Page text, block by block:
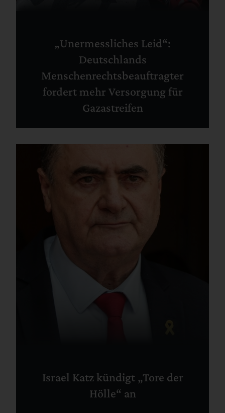
„Unermessliches Leid“:
Deutschlands
Menschenrechtsbeauftragter
fordert mehr Versorgung für
Gazastreifen
Israel Katz kündigt „Tore der
Hölle“ an